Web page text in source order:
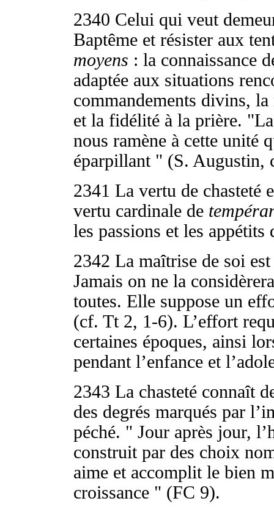
2340 Celui qui veut
Baptême et résister aux
moyens : la connaissance
adaptée aux situations
commandements divins,
et la fidélité à la prière.
nous ramène à cette unité
éparpillant " (S. Augustin,
2341 La vertu de chasteté
vertu cardinale de
les passions et les
2342 La maîtrise de soi
Jamais on ne la
toutes. Elle suppose un
(cf. Tt 2, 1-6). L’effort
certaines époques, ainsi
pendant l’enfance et
2343 La chasteté connaît
des degrés marqués par
péché. " Jour après jour,
construit par des choix
aime et accomplit le bien
croissance " (FC 9).